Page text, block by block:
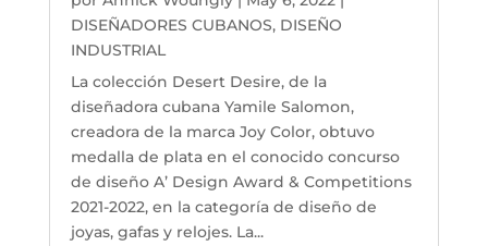
DISEÑADORES CUBANOS, DISEÑO
INDUSTRIAL
La colección Desert Desire, de la
diseñadora cubana Yamile Salomon,
creadora de la marca Joy Color, obtuvo
medalla de plata en el conocido concurso
de diseño A’ Design Award & Competitions
2021-2022, en la categoría de diseño de
joyas, gafas y relojes. La...